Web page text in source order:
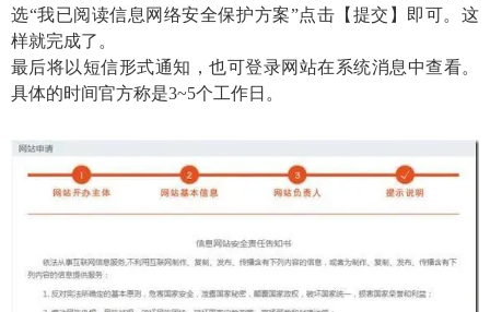
选“我已阅读信息网络安全保护方案”点击【提交】即可。这
样就完成了。
最后将以短信形式通知，也可登录网站在系统消息中查看。
具体的时间官方称是3~5个工作日。